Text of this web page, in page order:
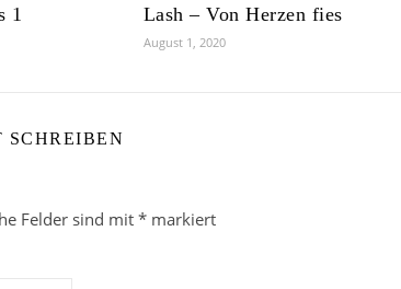
1 Lash – Von Herzen fies
August 1, 2020
SCHREIBEN
Felder sind mit * markiert